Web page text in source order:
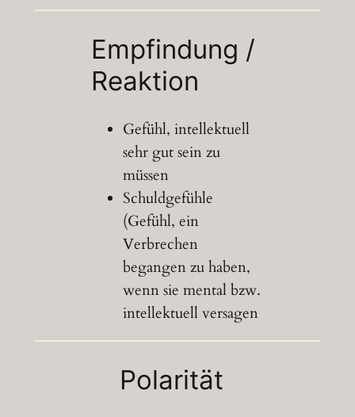
Empfindung /
Reaktion
Gefühl, intellektuell
sehr gut sein zu
müssen
Schuldgefühle
(Gefühl, ein
Verbrechen
begangen zu haben,
wenn sie mental bzw.
intellektuell versagen
Polarität